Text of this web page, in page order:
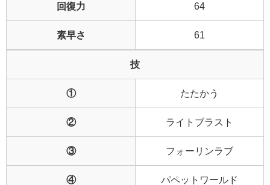
回復力 64
素早さ 61
技
① たたかう
② ライトブラスト
③ フォーリンラブ
④ パペットワールド